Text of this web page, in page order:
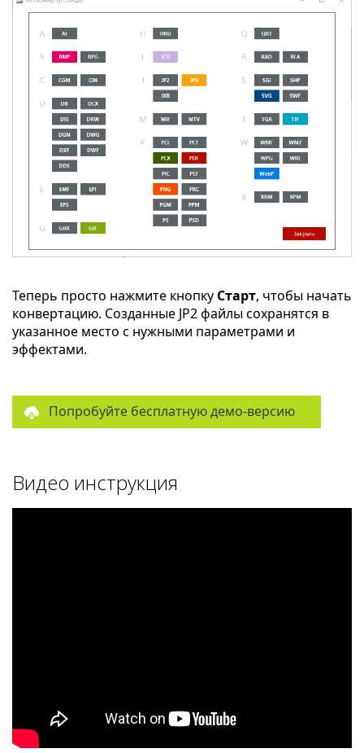
Теперь просто нажмите кнопку Старт, чтобы начать
конвертацию. Созданные JP2 файлы сохранятся в
указанное место с нужными параметрами и
эффектами.
Попробуйте бесплатную демо-версию
Видео инструкция